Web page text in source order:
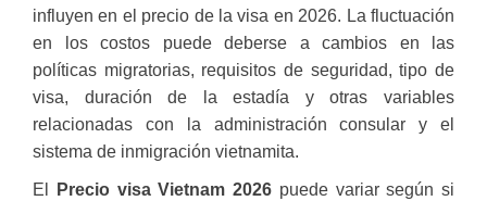
influyen en el precio de la visa en 2026. La fluctuación
en los costos puede deberse a cambios en las
políticas migratorias, requisitos de seguridad, tipo de
visa, duración de la estadía y otras variables
relacionadas con la administración consular y el
sistema de inmigración vietnamita.
El Precio visa Vietnam 2026 puede variar según si